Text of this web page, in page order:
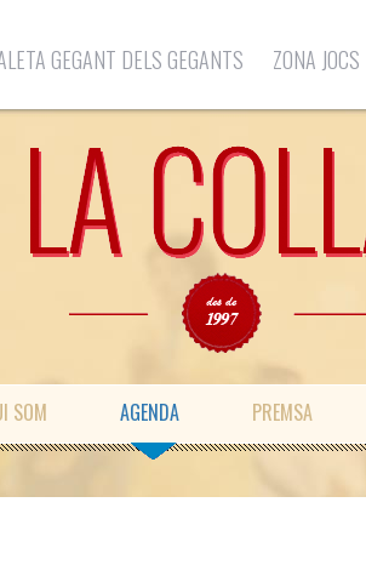
GEGANT DELS GEGANTS ZONA JOCS
SOM AGENDA PREMSA